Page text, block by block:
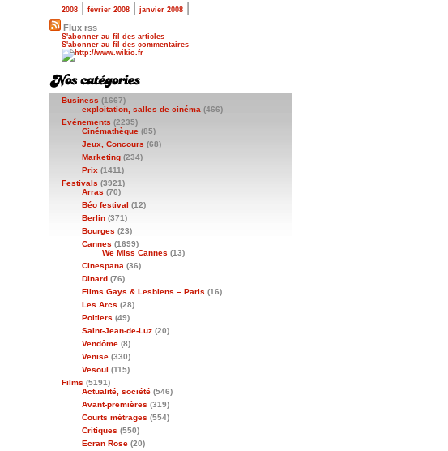
2008
février 2008 janvier 2008
Flux rss
S'abonner au fil des articles
S'abonner au fil des commentaires
Business (1667)
exploitation, salles de cinéma (466)
Evénements (2235)
Cinémathèque (85)
Jeux, Concours (68)
Marketing (234)
Prix (1411)
Festivals (3921)
Arras (70)
Béo festival (12)
Berlin (371)
Bourges (23)
Cannes (1699)
We Miss Cannes (13)
Cinespana (36)
Dinard (76)
Films Gays & Lesbiens – Paris (16)
Les Arcs (28)
Poitiers (49)
Saint-Jean-de-Luz (20)
Vendôme (8)
Venise (330)
Vesoul (115)
Films (5191)
Actualité, société (546)
Avant-premières (319)
Courts métrages (554)
Critiques (550)
Ecran Rose (20)